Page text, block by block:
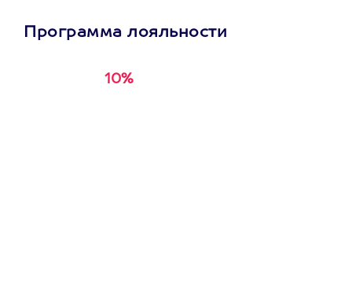
Программа лояльности
10%